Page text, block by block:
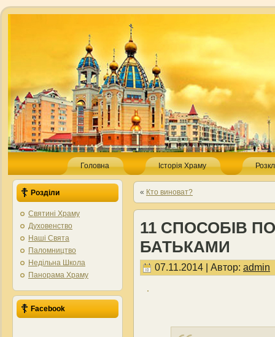
Головна Історія Храму
Розділи
Святині Храму
Духовенство
Наші Свята
Паломництво
Недільна Школа
Панорама Храму
Facebook
« Кто виноват?
11 СПОСОБІВ
БАТЬКАМИ
07.11.2014 | Автор: admin